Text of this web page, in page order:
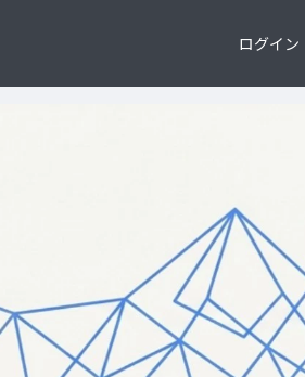
ログイン